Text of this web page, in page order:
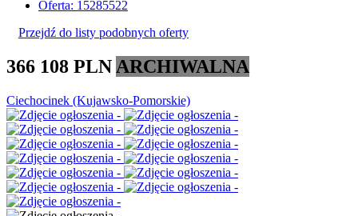
Oferta: 15285522
Przejdź do listy podobnych oferty
366 108 PLN ARCHIWALNA
Ciechocinek (Kujawsko-Pomorskie)